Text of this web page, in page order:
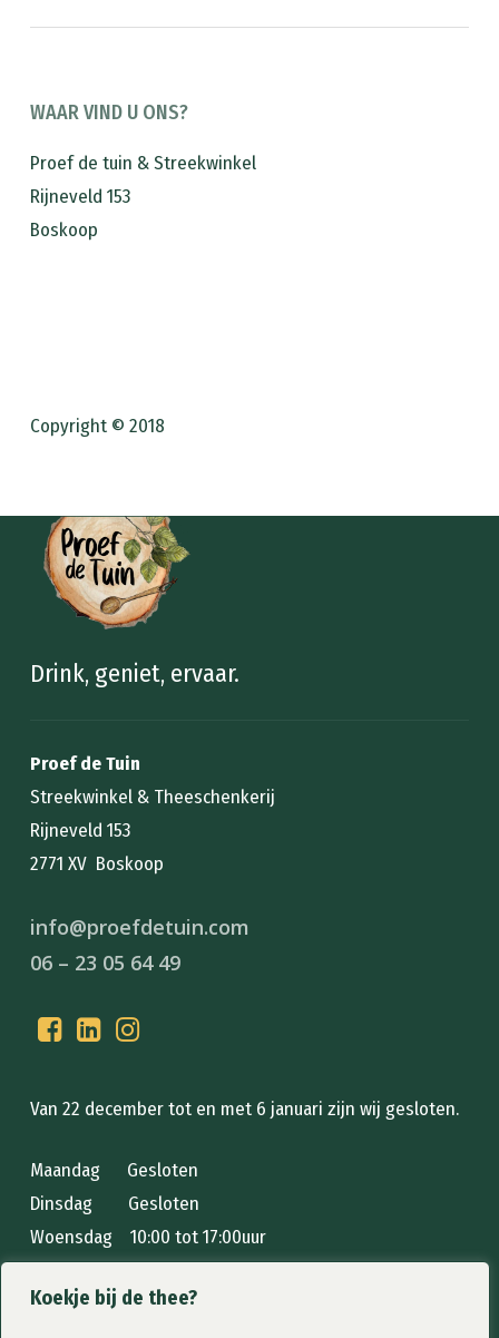
Koekje bij de thee?
WAAR VIND U ONS?
Proef de tuin & Streekwinkel
Rijneveld 153
Boskoop
Copyright © 2018
Drink, geniet, ervaar.
Proef de Tuin
Streekwinkel & Theeschenkerij
Rijneveld 153
2771 XV Boskoop
info@proefdetuin.com
06 – 23 05 64 49
Van 22 december tot en met 6 januari zijn wij gesloten.
Maandag Gesloten
Dinsdag Gesloten
Woensdag 10:00 tot 17:00uur
Vrijdag 10:00 tot 17:00uur